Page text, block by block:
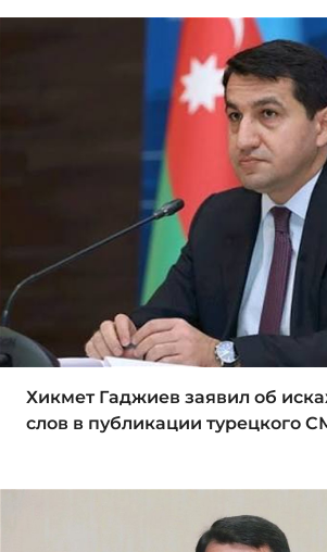
Хикмет Гаджиев заявил об
слов в публикации турецкого